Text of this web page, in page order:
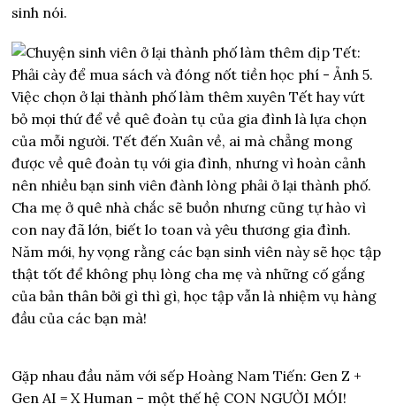
sinh nói.
Việc chọn ở lại thành phố làm thêm xuyên Tết hay vứt
bỏ mọi thứ để về quê đoàn tụ của gia đình là lựa chọn
của mỗi người. Tết đến Xuân về, ai mà chẳng mong
được về quê đoàn tụ với gia đình, nhưng vì hoàn cảnh
nên nhiều bạn sinh viên đành lòng phải ở lại thành phố.
Cha mẹ ở quê nhà chắc sẽ buồn nhưng cũng tự hào vì
con nay đã lớn, biết lo toan và yêu thương gia đình.
Năm mới, hy vọng rằng các bạn sinh viên này sẽ học tập
thật tốt để không phụ lòng cha mẹ và những cố gắng
của bản thân bởi gì thì gì, học tập vẫn là nhiệm vụ hàng
đầu của các bạn mà!
Gặp nhau đầu năm với sếp Hoàng Nam Tiến: Gen Z +
Gen AI = X Human – một thế hệ CON NGƯỜI MỚI!